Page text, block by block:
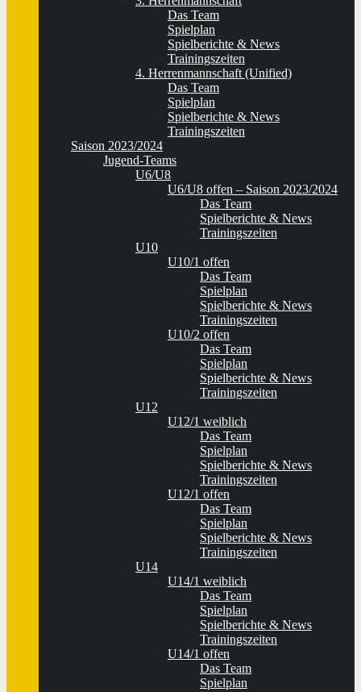
Das Team
Spielplan
Spielberichte & News
Trainingszeiten
4. Herrenmannschaft (Unified)
Das Team
Spielplan
Spielberichte & News
Trainingszeiten
Saison 2023/2024
Jugend-Teams
U6/U8
U6/U8 offen – Saison 2023/2024
Das Team
Spielberichte & News
Trainingszeiten
U10
U10/1 offen
Das Team
Spielplan
Spielberichte & News
Trainingszeiten
U10/2 offen
Das Team
Spielplan
Spielberichte & News
Trainingszeiten
U12
U12/1 weiblich
Das Team
Spielplan
Spielberichte & News
Trainingszeiten
U12/1 offen
Das Team
Spielplan
Spielberichte & News
Trainingszeiten
U14
U14/1 weiblich
Das Team
Spielplan
Spielberichte & News
Trainingszeiten
U14/1 offen
Das Team
Spielplan